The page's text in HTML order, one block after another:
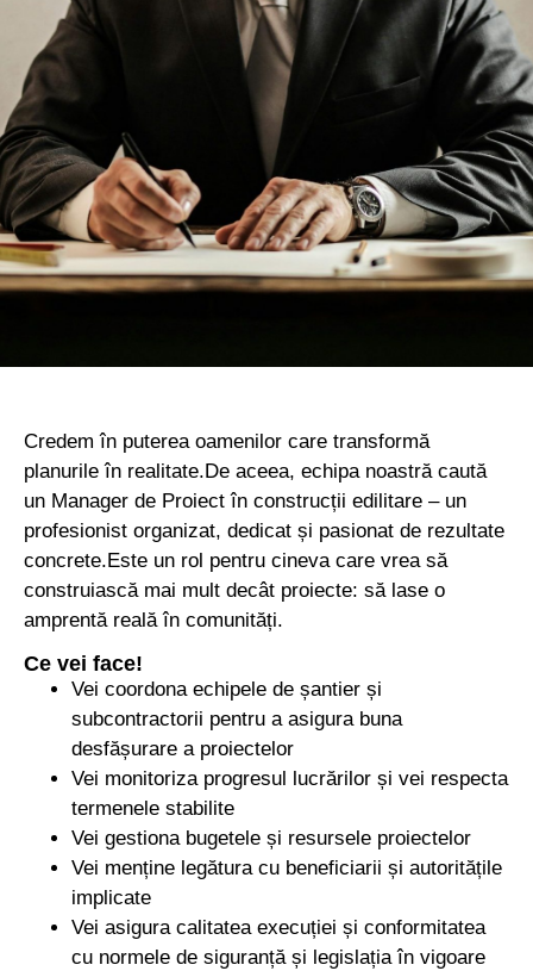
Credem în puterea oamenilor care transformă
planurile în realitate.De aceea, echipa noastră caută
un Manager de Proiect în construcții edilitare – un
profesionist organizat, dedicat și pasionat de rezultate
concrete.Este un rol pentru cineva care vrea să
construiască mai mult decât proiecte: să lase o
amprentă reală în comunități.
Ce vei face!
Vei coordona echipele de șantier și
subcontractorii pentru a asigura buna
desfășurare a proiectelor
Vei monitoriza progresul lucrărilor și vei respecta
termenele stabilite
Vei gestiona bugetele și resursele proiectelor
Vei menține legătura cu beneficiarii și autoritățile
implicate
Vei asigura calitatea execuției și conformitatea
cu normele de siguranță și legislația în vigoare